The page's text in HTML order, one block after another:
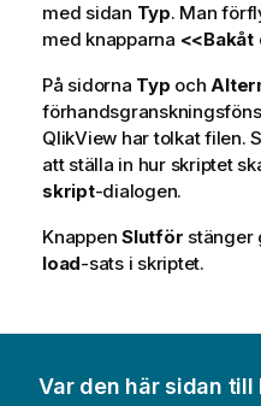
med sidan Typ. Man
med knapparna <<Bakåt
På sidorna Typ och
QlikView har tolkat filen.
att ställa in hur skriptet
skript-dialogen.
Knappen Slutför stänger
load-sats i skriptet.
Var den här sidan